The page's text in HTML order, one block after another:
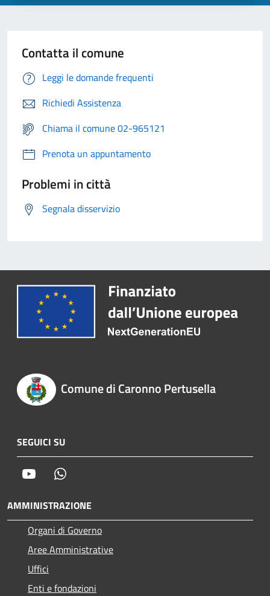
Contatta il comune
Leggi le domande frequenti
Richiedi Assistenza
Chiama il comune 02-965121
Prenota un appuntamento
Problemi in città
Segnala disservizio
Comune di Caronno Pertusella
SEGUICI SU
Youtube
AMMINISTRAZIONE
Organi di Governo
Aree Amministrative
Uffici
Enti e fondazioni